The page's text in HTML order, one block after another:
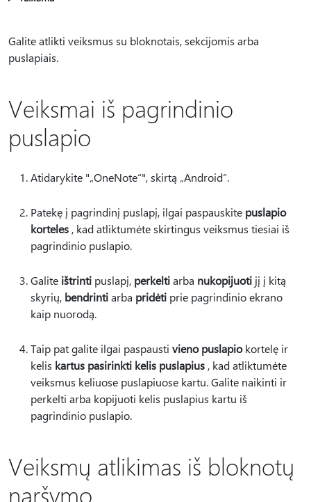
Galite atlikti veiksmus su bloknotais, sekcijomis arba
puslapiais.
Veiksmai iš pagrindinio
puslapio
Atidarykite "„OneNote“", skirtą „Android“.
Patekę į pagrindinį puslapį, ilgai paspauskite puslapio
korteles , kad atliktumėte skirtingus veiksmus tiesiai iš
pagrindinio puslapio.
Galite ištrinti puslapį, perkeltiarba nukopijuoti jį į kitą
skyrių, bendrintiarba pridėti prie pagrindinio ekrano
kaip nuorodą.
Taip pat galite ilgai paspausti vieno puslapiokortelę ir
kelis kartus pasirinkti kelis puslapius , kad atliktumėte
veiksmus keliuose puslapiuose kartu. Galite naikinti ir
perkelti arba kopijuoti kelis puslapius kartu iš
pagrindinio puslapio.
Veiksmų atlikimas iš bloknotų
naršymo